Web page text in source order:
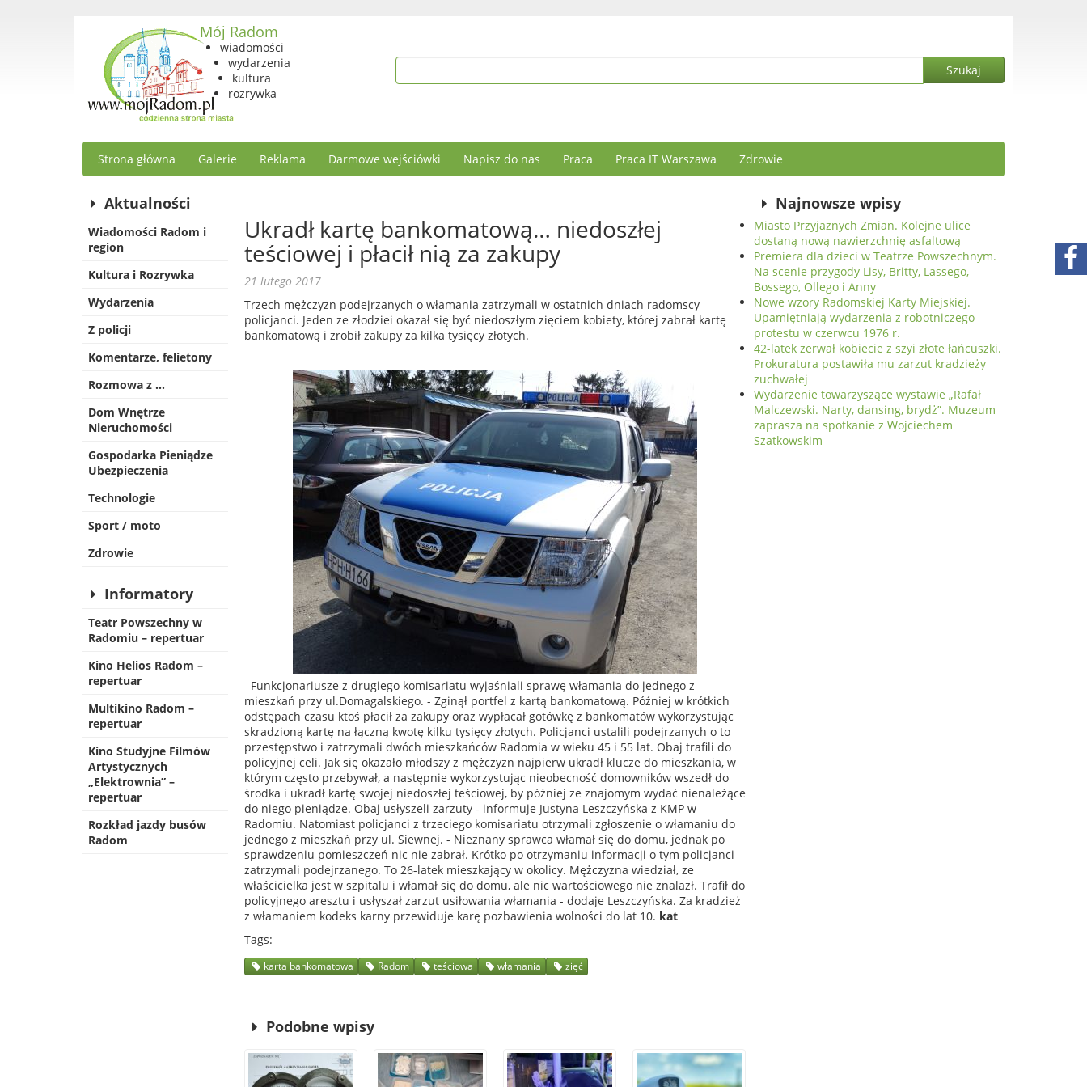
Mój Radom
wiadomości
wydarzenia
kultura
rozrywka
Strona główna Galerie Reklama Darmowe wejściówki Napisz do nas Praca Praca IT Warszawa Zdrowie
Aktualności
Wiadomości Radom i
region
Kultura i Rozrywka
Wydarzenia
Z policji
Komentarze, felietony
Rozmowa z …
Dom Wnętrze
Nieruchomości
Gospodarka Pieniądze
Ubezpieczenia
Technologie
Sport / moto
Zdrowie
Informatory
Teatr Powszechny w
Radomiu – repertuar
Kino Helios Radom –
repertuar
Multikino Radom –
repertuar
Kino Studyjne Filmów
Artystycznych
„Elektrownia” –
repertuar
Rozkład jazdy busów
Radom
Ukradł kartę bankomatową… niedoszłej
teściowej i płacił nią za zakupy
21 lutego 2017
Trzech mężczyzn podejrzanych o włamania zatrzymali w ostatnich dniach radomscy
policjanci. Jeden ze złodziei okazał się być niedoszłym zięciem kobiety, której zabrał kartę
bankomatową i zrobił zakupy za kilka tysięcy złotych.
Funkcjonariusze z drugiego komisariatu wyjaśniali sprawę włamania do jednego z
mieszkań przy ul.Domagalskiego. - Zginął portfel z kartą bankomatową. Później w krótkich
odstępach czasu ktoś płacił za zakupy oraz wypłacał gotówkę z bankomatów wykorzystując
skradzioną kartę na łączną kwotę kilku tysięcy złotych. Policjanci ustalili podejrzanych o to
przestępstwo i zatrzymali dwóch mieszkańców Radomia w wieku 45 i 55 lat. Obaj trafili do
policyjnej celi. Jak się okazało młodszy z mężczyzn najpierw ukradł klucze do mieszkania, w
którym często przebywał, a następnie wykorzystując nieobecność domowników wszedł do
środka i ukradł kartę swojej niedoszłej teściowej, by później ze znajomym wydać nienależące
do niego pieniądze. Obaj usłyszeli zarzuty - informuje Justyna Leszczyńska z KMP w
Radomiu. Natomiast policjanci z trzeciego komisariatu otrzymali zgłoszenie o włamaniu do
jednego z mieszkań przy ul. Siewnej. - Nieznany sprawca włamał się do domu, jednak po
sprawdzeniu pomieszczeń nic nie zabrał. Krótko po otrzymaniu informacji o tym policjanci
zatrzymali podejrzanego. To 26-latek mieszkający w okolicy. Mężczyzna wiedział, ze
właścicielka jest w szpitalu i włamał się do domu, ale nic wartościowego nie znalazł. Trafił do
policyjnego aresztu i usłyszał zarzut usiłowania włamania - dodaje Leszczyńska. Za kradzież
z włamaniem kodeks karny przewiduje karę pozbawienia wolności do lat 10. kat
Tags
karta bankomatowa Radom teściowa włamania zięć
Podobne wpisy
Najnowsze wpisy
Miasto Przyjaznych Zmian. Kolejne ulice
dostaną nową nawierzchnię asfaltową
Premiera dla dzieci w Teatrze Powszechnym.
Na scenie przygody Lisy, Britty, Lassego,
Bossego, Ollego i Anny
Nowe wzory Radomskiej Karty Miejskiej.
Upamiętniają wydarzenia z robotniczego
protestu w czerwcu 1976 r.
42-latek zerwał kobiecie z szyi złote łańcuszki.
Prokuratura postawiła mu zarzut kradzieży
zuchwałej
Wydarzenie towarzyszące wystawie „Rafał
Malczewski. Narty, dansing, brydż”. Muzeum
zaprasza na spotkanie z Wojciechem
Szatkowskim